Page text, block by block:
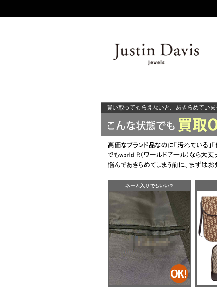
ネーム入りでもいい？